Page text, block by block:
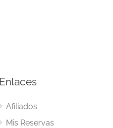
Enlaces
Afiliados
Mis Reservas